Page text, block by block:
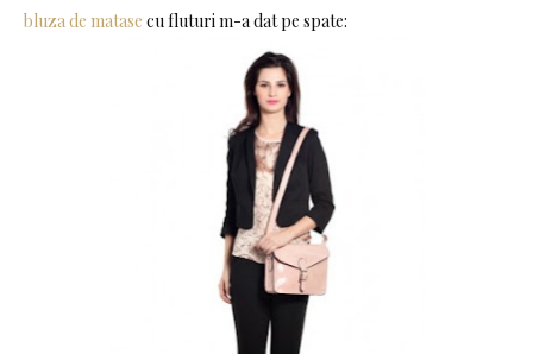
bluza de matase cu fluturi m-a dat pe spate: